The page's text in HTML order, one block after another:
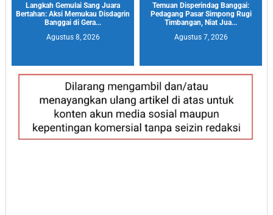
Langkah Gemulai Sang Juara
Bertahan: Aksi Memukau Disdagrin
Banggai di Gera...
Agustus 8, 2026
Temuan Disperindag Banggai:
Pedagang Pasar Simpong Rugi
Timbangan, Niat Jua...
Agustus 7, 2026